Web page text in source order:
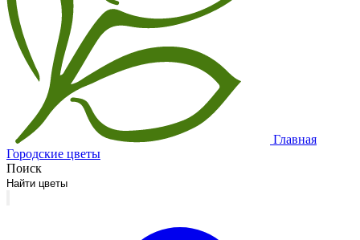
Главная
Городские цветы
Поиск